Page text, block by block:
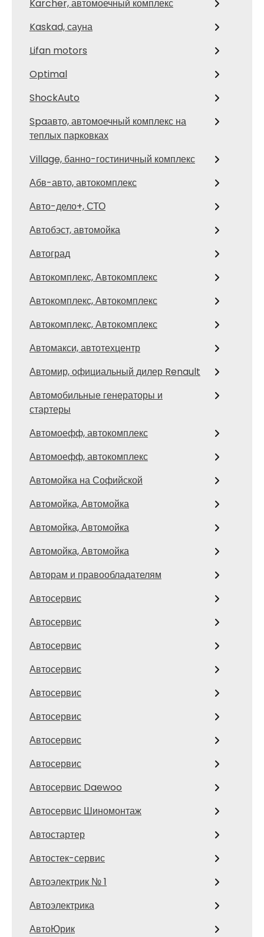
Karcher, автомоечный комплекс
Kaskad, сауна
Lifan motors
Optimal
ShockAuto
Spaавто, автомоечный комплекс на
теплых парковках
Village, банно-гостиничный комплекс
Абв-авто, автокомплекс
Авто-дело+, СТО
Автобэст, автомойка
Автоград
Автокомплекс, Автокомплекс
Автокомплекс, Автокомплекс
Автокомплекс, Автокомплекс
Автомакси, автотехцентр
Автомир, официальный дилер Renault
Автомобильные генераторы и
стартеры
Автомоефф, автокомплекс
Автомоефф, автокомплекс
Автомойка на Софийской
Автомойка, Автомойка
Автомойка, Автомойка
Автомойка, Автомойка
Авторам и правообладателям
Автосервис
Автосервис
Автосервис
Автосервис
Автосервис
Автосервис
Автосервис
Автосервис
Автосервис Daewoo
Автосервис Шиномонтаж
Автостартер
Автостек-сервис
Автоэлектрик № 1
Автоэлектрика
АвтоЮрик